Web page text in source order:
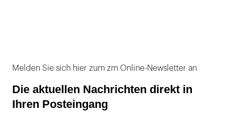
Melden Sie sich hier zum zm Online-Newsletter an
Die aktuellen Nachrichten direkt in
Ihren Posteingang